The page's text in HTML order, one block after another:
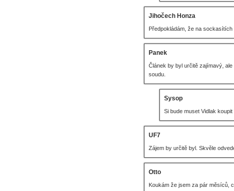
Jihočech Honza
Předpokládám, že na sockasítích
Panek
Článek by byl určitě zajímavý,
soudu.
Sysop
Si bude muset Vidlak koupit
UF7
Zájem by určitě byl. Skvěle
Otto
Koukám že jsem za pár měsíců,